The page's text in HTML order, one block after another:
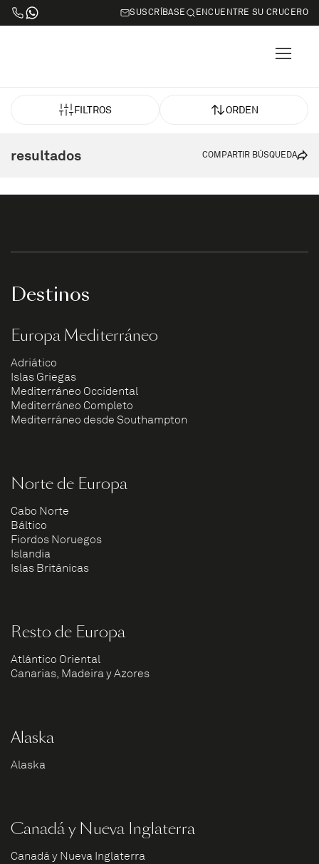
SUSCRÍBASE ENCUENTRE SU CRUCERO
FILTROS ORDEN
resultados COMPARTIR BÚSQUEDA
Destinos
Europa Mediterráneo
Adriático
Islas Griegas
Mediterráneo Occidental
Mediterráneo Completo
Mediterráneo desde Southampton
Norte de Europa
Cabo Norte
Báltico
Fiordos Noruegos
Islandia
Islas Británicas
Resto de Europa
Atlántico Oriental
Canarias, Madeira y Azores
Alaska
Alaska
Canadá y Nueva Inglaterra
Canadá y Nueva Inglaterra